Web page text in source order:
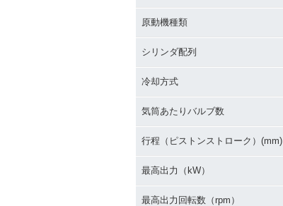
原動機種類
シリンダ配列
冷却方式
気筒あたりバルブ数
行程（ピストンストローク）(mm)
最高出力（kW）
最高出力回転数（rpm）